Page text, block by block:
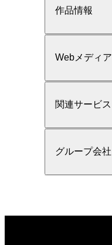
作品情報
Webメディア
関連サービス
グループ会社